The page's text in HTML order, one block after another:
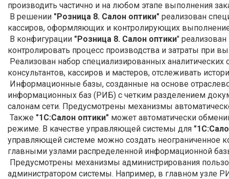
производить частично и на любом этапе выполнения
В решении "Розница 8. Салон оптики" реализован
кассиров, оформляющих и контролирующих
В конфигурации "Розница 8. Салон оптики"
контролировать процесс производства и затраты при
Реализован набор специализированных
консультантов, кассиров и мастеров, отслеживать
Информационные базы, созданные на основе
информационных баз (РИБ) с четким разделением
салонам сети. Предусмотрены механизмы
Также "1С:Салон оптики" может автоматически
режиме. В качестве управляющей системы для
управляющей системе можно создать неограниченное
главными узлами распределенной информационной
Предусмотрены механизмы администрирования
администратором системы. Например, в главном узле